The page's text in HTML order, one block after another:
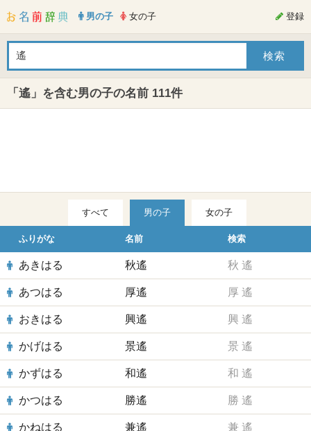
男の子 女の子 登録
「遙」を含む男の子の名前 111件
すべて 男の子 女の子
ふりがな 名前 検索
あきはる 秋遙 秋 遙
あつはる 厚遙 厚 遙
おきはる 興遙 興 遙
かげはる 景遙 景 遙
かずはる 和遙 和 遙
かつはる 勝遙 勝 遙
かねはる 兼遙 兼 遙